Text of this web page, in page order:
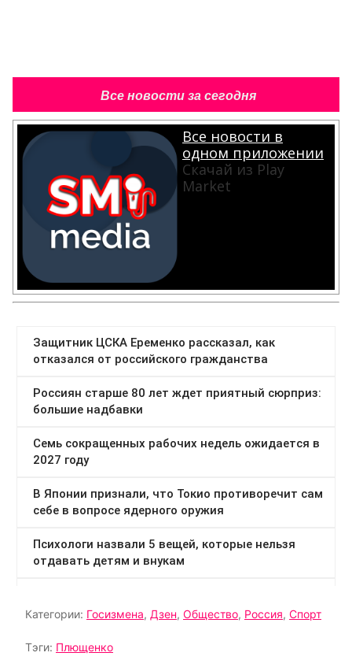
Все новости за сегодня
Все новости в
одном приложении
Скачай из Play
Market
Категории: Госизмена, Дзен, Общество, Россия, Спорт
Тэги: Плющенко